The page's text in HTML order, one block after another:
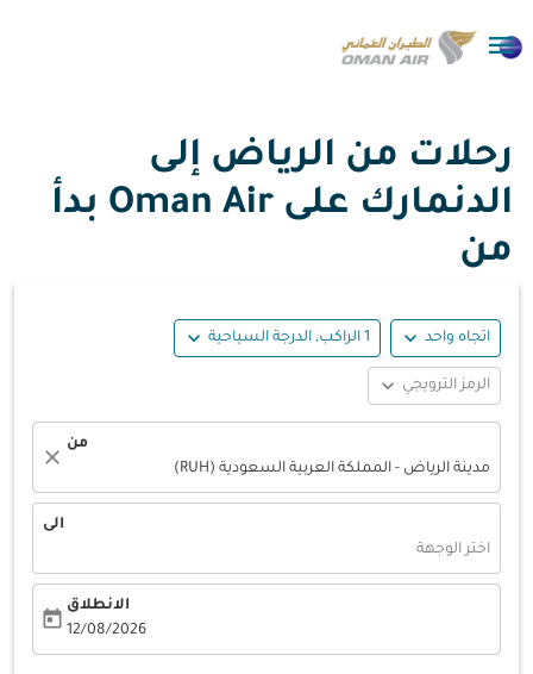

رحلات من الرياض إلى
الدنمارك على Oman Air بدأ
من
اتجاه واحد expand_more 1 الراكب, الدرجة السياحية expand_more
الرمز الترويجي expand_more
من
مدينة الرياض - المملكة العربية السعودية (RUH)
close
الى
اختر الوجهة
الانطلاق
12/08/2026
today